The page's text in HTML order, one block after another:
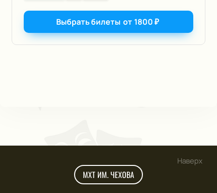
Выбрать билеты от 1800₽
Наверх
МХТ ИМ. ЧЕХОВА